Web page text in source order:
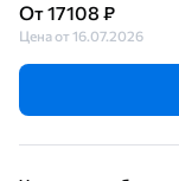
От 17108 ₽
Цена от 16.07.2026